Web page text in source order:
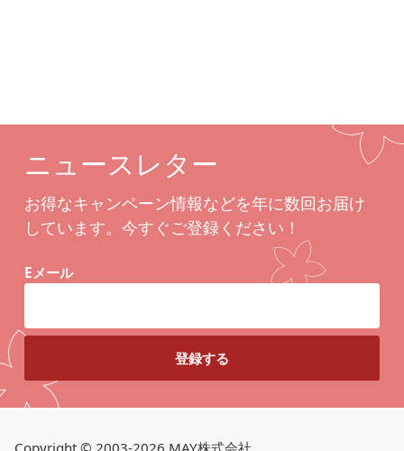
ニュースレター
お得なキャンペーン情報などを年に数回お届け
しています。今すぐご登録ください！
Eメール
Copyright © 2003-2026 MAY株式会社